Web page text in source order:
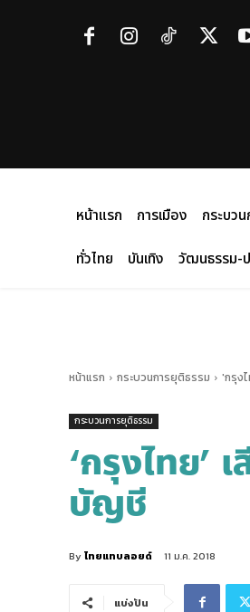
หน้าแรก การเมือง กระบว
ทั่วไทย
บันเทิง วัฒนธรรม-
หน้าแรก กระบวนการยุติธรรม 'กรุง
กระบวนการยุติธรรม
‘กรุงไทย’
บัญชี
By ไทยแทบลอยด์ 11 ม.ค. 2018
แบ่งปัน